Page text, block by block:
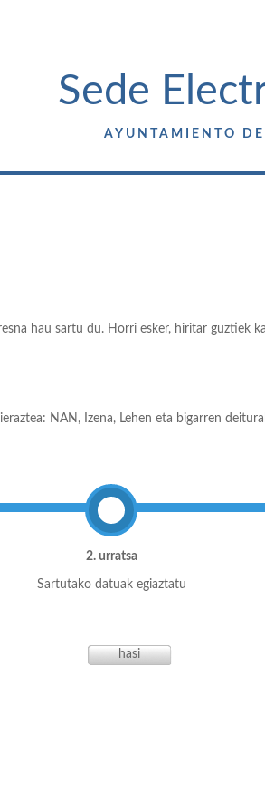
Sede
AYUNTAMIENTO DE
hau sartu du. Horri esker, hiritar guztiek
NAN, Izena, Lehen eta bigarren
2. urratsa
Sartutako datuak egiaztatu